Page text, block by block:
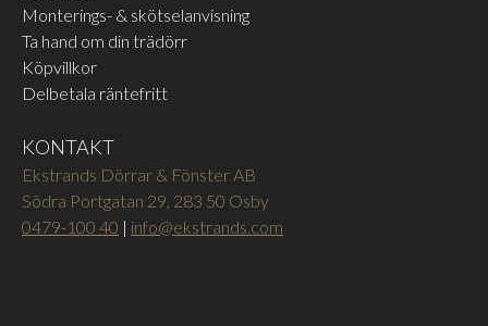
Monterings- & skötselanvisning
Ta hand om din trädörr
Köpvillkor
Delbetala räntefritt
KONTAKT
Ekstrands Dörrar & Fönster AB
Södra Portgatan 29, 283 50 Osby
0479-100 40 | info@ekstrands.com